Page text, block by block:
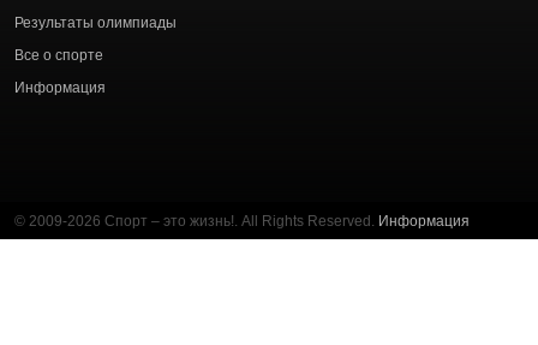
Результаты олимпиады
Все о спорте
Информация
© 2009-2026 Спорт – это жизнь!. All Rights Reserved. Информация